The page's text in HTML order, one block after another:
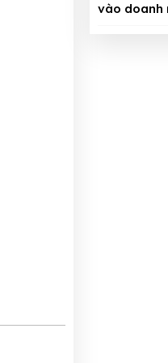
vào doanh